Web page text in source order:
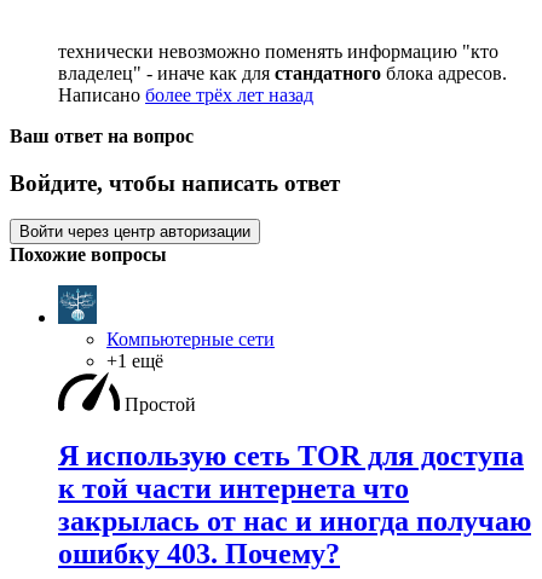
технически невозможно поменять информацию "кто
владелец" - иначе как для стандатного блока адресов.
Написано более трёх лет назад
Ваш ответ на вопрос
Войдите, чтобы написать ответ
Войти через центр авторизации
Похожие вопросы
Компьютерные сети
+1 ещё
Простой
Я использую сеть TOR для доступа
к той части интернета что
закрылась от нас и иногда получаю
ошибку 403. Почему?